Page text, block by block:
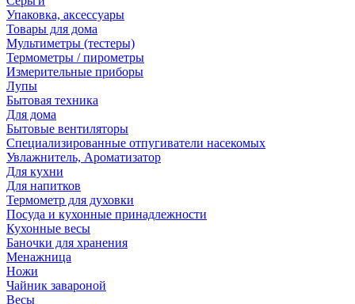
Упаковка, аксессуары
Товары для дома
Мультиметры (тестеры)
Термометры / пирометры
Измерительные приборы
Лупы
Бытовая техника
Для дома
Бытовые вентиляторы
Специализированные отпугиватели насекомых
Увлажнитель, Ароматизатор
Для кухни
Для напитков
Термометр для духовки
Посуда и кухонные принадлежности
Кухонные весы
Баночки для хранения
Менажница
Ножи
Чайник завароной
Весы